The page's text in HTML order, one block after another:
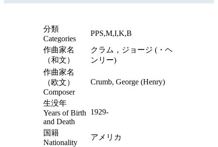
分類
Categories
PPS,M,I,K,B
作曲家名
（和文）
クラム，ジョージ (・ヘ
ンリー)
作曲家名
（欧文）
Composer
Crumb, George (Henry)
生没年
Years of Birth
and Death
1929-
国籍
Nationality
アメリカ